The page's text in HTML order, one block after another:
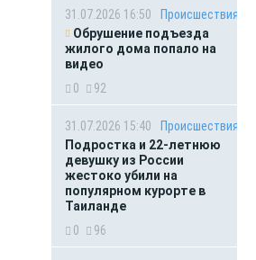
31.07.2026 16:50
Происшествия
Обрушение подъезда
жилого дома попало на
видео
0
92
31.07.2026 15:40
Происшествия
Подростка и 22-летнюю
девушку из России
жестоко убили на
популярном курорте в
Таиланде
0
96